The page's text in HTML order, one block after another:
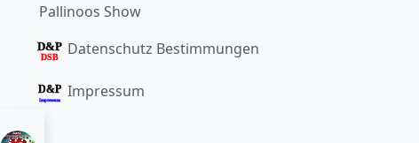
Pallinoos Show
Datenschutz Bestimmungen
Impressum